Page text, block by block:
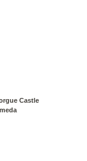
Castle